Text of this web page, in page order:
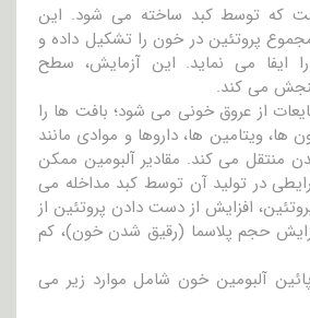
که توسط کبد ساخته می شود. این
تقریباً ۶۰% مجموع پروتئین در خون را تشکیل داده و
ایفا می نماید. این آزمایش، سطح
می کند.
از عروق خونی می شود؛ بافت ها را
ها، ویتامین ها، داروها و موادی مانند
منتقل می کند. مقادیر آلبومین ممکن
در تولید آن توسط کبد مداخله می
افزایش از دست دادن پروتئین از
حجم پلاسما (رقیق شدن خون)، کم
آلبومین خون شامل موارد زیر می